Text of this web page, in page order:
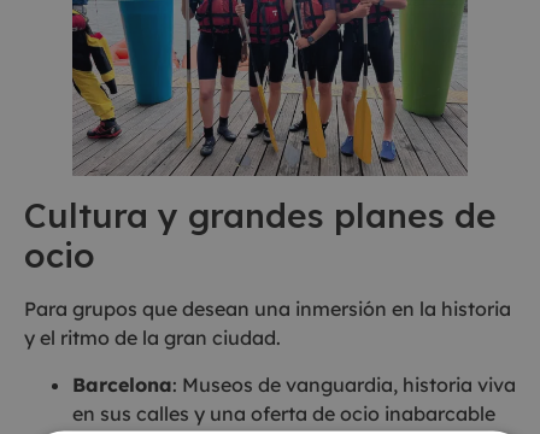
Cultura y grandes planes de
ocio
Para grupos que desean una inmersión en la historia
y el ritmo de la gran ciudad.
Barcelona: Museos de vanguardia, historia viva
en sus calles y una oferta de ocio inabarcable